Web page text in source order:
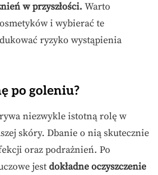
w przyszłości. Warto
i wybierać te
ryzyko wystąpienia
po goleniu?
niezwykle istotną rolę w
skóry. Dbanie o nią skutecznie
oraz podrażnień. Po
jest dokładne oczyszczenie